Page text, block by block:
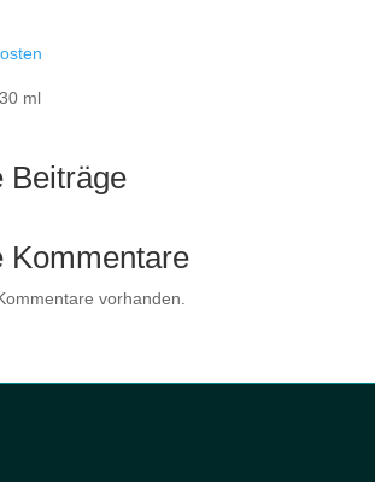
ml
Beiträge
Kommentare
vorhanden.